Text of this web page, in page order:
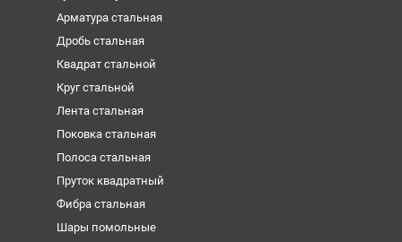
Арматура стальная
Дробь стальная
Квадрат стальной
Круг стальной
Лента стальная
Поковка стальная
Полоса стальная
Пруток квадратный
Фибра стальная
Шары помольные